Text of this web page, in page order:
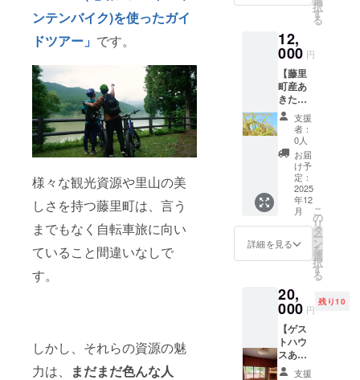
ンテンバイク)を使ったガイ
ドツアー」 です。
様々な観光資源や里山の美
しさを持つ藤里町は、言う
までもなく自転車旅に向い
ていること間違いなしで
す。
しかし、それらの資源の魅
力は、
まだまだ色んな人
に表記
されま
す。商
品開封
前には
必ずお
届けの
リター
ンに貼
付され
たラベ
ルや注
意書き
をご確
認くだ
をお送
す。 リ
ターン
無しで
ガッツ
リ支援
したい
方はこ
ちらか
らお願
いいた
しま
す・・
・！ ※
お礼
メッ
セージ
は5,000
50,000
円のリ
ターン
と同じ
内容に
なりま
す。
択
す
る
12,
000 円
【藤里
町産あ
きたこ
まち
(5kg)】
大好評
の世界
自然遺
産の白
神山地
の水で
育った
藤里産
のあき
たこま
ち
（5kg）
をお届
け！ ※
原材料
及び添
加物等
の食品
表示は
支援
者：
0人
お届
け予
定：
2025
年12
月
詳細を見る
こ
の
リ
タ
ー
ン
を
選
択
す
る
20,
000 円
残り10
【ゲス
トハウ
スあわ
じ商店
支援